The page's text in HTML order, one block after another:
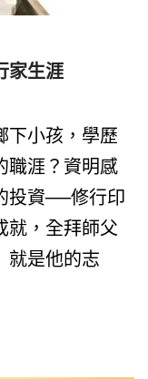
家生涯
下小孩，學歷
職涯？資明感
投資──修行印
就，全拜師父
就是他的志